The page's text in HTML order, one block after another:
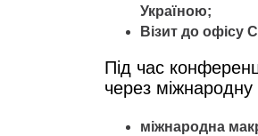
Україною;
Візит до офісу
Під час
через
міжнародна